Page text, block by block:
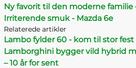
Ny favorit til den moderne familie
Irriterende smuk - Mazda 6e
Relaterede artikler
Lambo fylder 60 - kom til stor
Lamborghini bygger vild hybrid
– 10 år for sent